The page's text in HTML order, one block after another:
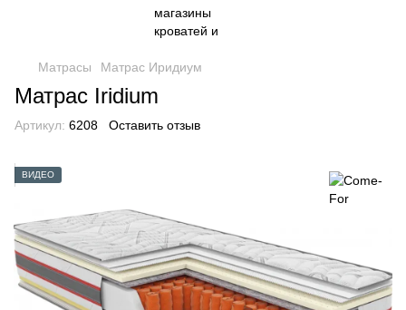
Матрасы Матрас Иридиум
Матрас Iridium
Артикул: 6208 Оставить отзыв
ВИДЕО